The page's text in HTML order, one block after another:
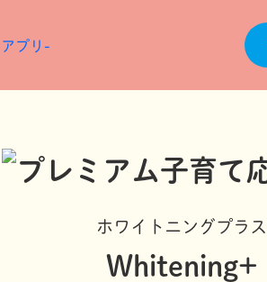
ホワイトニングプラス
Whitening+